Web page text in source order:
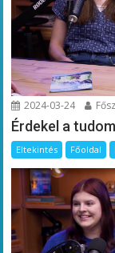
2024-03-24
Érdekel a
Eltekintés Főoldal